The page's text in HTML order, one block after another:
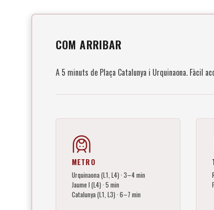
COM ARRIBAR
A 5 minuts de Plaça Catalunya i Urquinaona. Fàcil
METRO
Urquinaona (L1, L4) · 3–4 min
Jaume I (L4) · 5 min
Catalunya (L1, L3) · 6–7 min